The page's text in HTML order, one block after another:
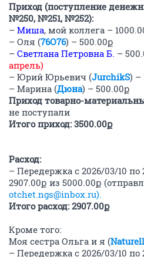
Приход (поступление
№250, №251, №252):
– Миша, мой коллега –
– Оля (76О76) – 500.00ք
– Светлана Петровна Б. –
апрель)
– Юрий Юрьевич (JurchikS) –
– Марина (Дюна) – 500.00ք
Приход товарно-
не поступали
Итого приход: 3500.00ք
Расход:
– Передержка с 2026/03/10 по
2907.00ք из 5000.00ք
otchet.ngs@inbox.ru).
Итого расход: 2907.00ք
Кроме того:
Моя сестра Ольга и я (
– Передержка с 2026/03/10 по